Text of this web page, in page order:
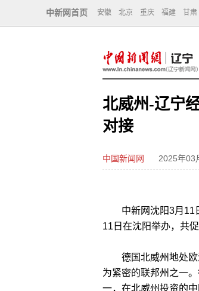
中新网首页 安徽 北京 重庆 福建 甘肃
北威州-辽宁
对接
中国新闻网 2025年03
中新网沈阳3月11日
11日在沈阳举办，共
德国北威州地处欧
为紧密的联邦州之一
一，在北威州投资的